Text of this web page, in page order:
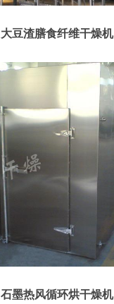
大豆渣膳食纤维干燥机
石墨热风循环烘干燥机